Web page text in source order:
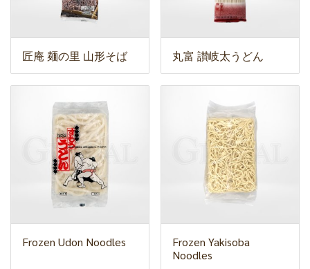
匠庵 麺の里 山形そば 丸富 讃岐太うどん
Frozen Udon Noodles
Frozen Yakisoba
Noodles